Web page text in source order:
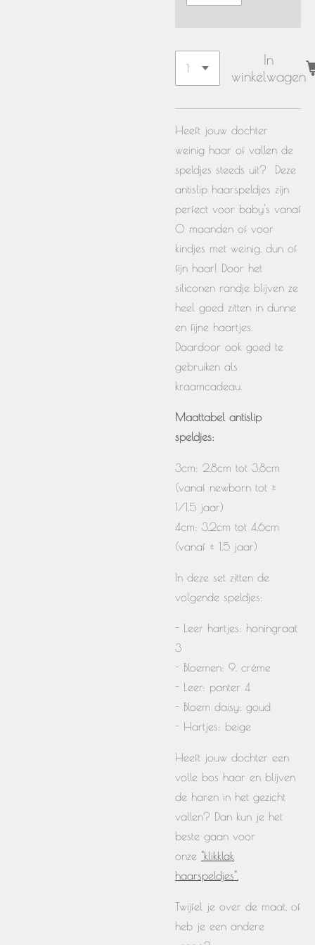
In
winkelwagen
Heeft jouw dochter
weinig haar of vallen de
speldjes steeds uit? Deze
antislip haarspeldjes zijn
perfect voor baby's vanaf
0 maanden of voor
kindjes met weinig, dun of
fijn haar! Door het
siliconen randje blijven ze
heel goed zitten in dunne
en fijne haartjes.
Daardoor ook goed te
gebruiken als
kraamcadeau.
Maattabel antislip
speldjes:
3cm: 2,8cm tot 3,8cm
(vanaf newborn tot ±
1/1,5 jaar)
4cm: 3,2cm tot 4,6cm
(vanaf ± 1,5 jaar)
In deze set zitten de
volgende speldjes:
- Leer hartjes: honingraat
3
- Bloemen: 9. créme
- Leer: panter 4
- Bloem daisy: goud
- Hartjes: beige
Heeft jouw dochter een
volle bos haar en blijven
de haren in het gezicht
vallen? Dan kun je het
beste gaan voor
onze "klikklak
haarspeldjes".
Twijfel je over de maat, of
heb je een andere